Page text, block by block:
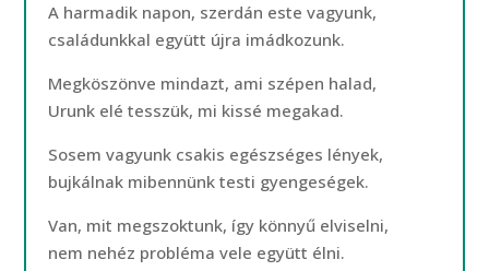
A harmadik napon, szerdán este vagyunk,
családunkkal együtt újra imádkozunk.
Megköszönve mindazt, ami szépen halad,
Urunk elé tesszük, mi kissé megakad.
Sosem vagyunk csakis egészséges lények,
bujkálnak mibennünk testi gyengeségek.
Van, mit megszoktunk, így könnyű elviselni,
nem nehéz probléma vele együtt élni.